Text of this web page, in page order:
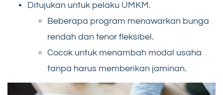
Ditujukan untuk pelaku UMKM.
Beberapa program menawarkan bunga
rendah dan tenor fleksibel.
Cocok untuk menambah modal usaha
tanpa harus memberikan jaminan.